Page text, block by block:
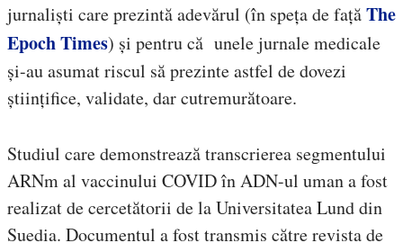
jurnaliști care prezintă adevărul (în speța de fațăThe
Epoch Times) și pentru că unele jurnale medicale
și-au asumat riscul să prezinte astfel de dovezi
științifice, validate, dar cutremurătoare.
Studiul care demonstrează transcrierea segmentului
ARNm al vaccinului COVID în ADN-ul uman a fost
realizat de cercetătorii de la Universitatea Lund din
Suedia. Documentul a fost transmis către revista de